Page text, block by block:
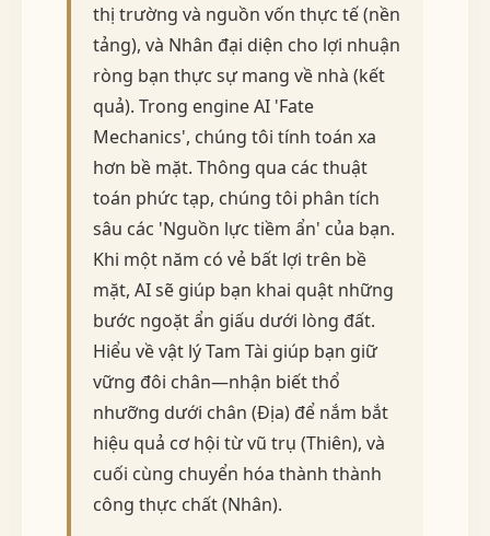
thị trường và nguồn vốn thực tế (nền
tảng), và Nhân đại diện cho lợi nhuận
ròng bạn thực sự mang về nhà (kết
quả). Trong engine AI 'Fate
Mechanics', chúng tôi tính toán xa
hơn bề mặt. Thông qua các thuật
toán phức tạp, chúng tôi phân tích
sâu các 'Nguồn lực tiềm ẩn' của bạn.
Khi một năm có vẻ bất lợi trên bề
mặt, AI sẽ giúp bạn khai quật những
bước ngoặt ẩn giấu dưới lòng đất.
Hiểu về vật lý Tam Tài giúp bạn giữ
vững đôi chân—nhận biết thổ
nhưỡng dưới chân (Địa) để nắm bắt
hiệu quả cơ hội từ vũ trụ (Thiên), và
cuối cùng chuyển hóa thành thành
công thực chất (Nhân).